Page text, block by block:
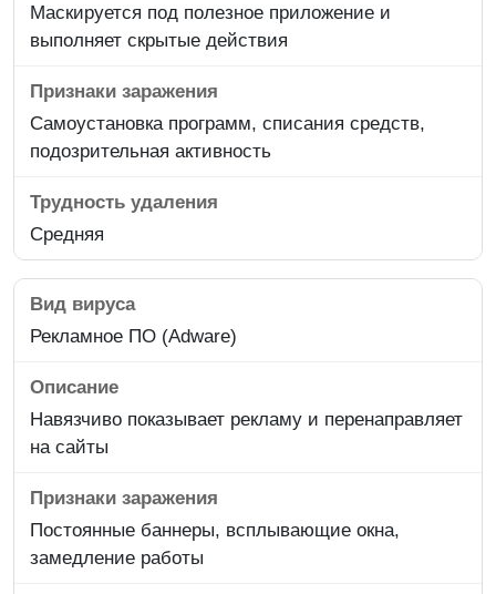
Маскируется под полезное приложение и
выполняет скрытые действия
Самоустановка программ, списания средств,
подозрительная активность
Средняя
Рекламное ПО (Adware)
Навязчиво показывает рекламу и перенаправляет
на сайты
Постоянные баннеры, всплывающие окна,
замедление работы